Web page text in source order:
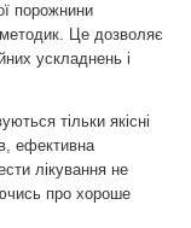
порожнини
Це дозволяє
ускладнень і
тільки якісні
ефективна
лікування не
про хороше